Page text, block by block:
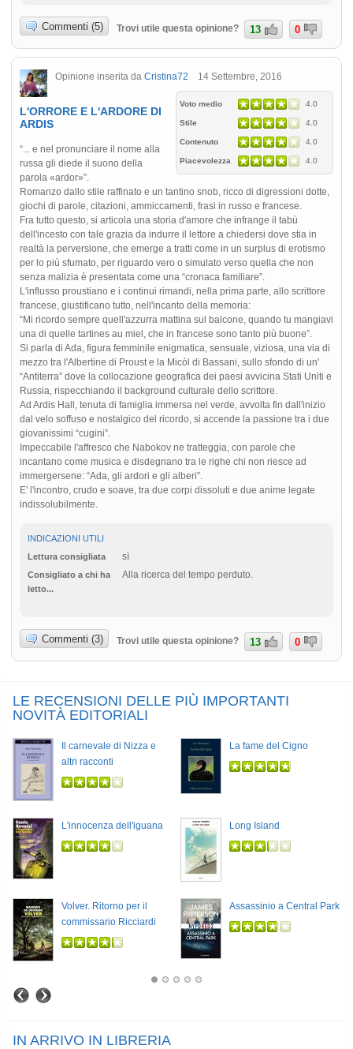
Commenti (5) Trovi utile questa opinione? 13 0
Opinione inserita da Cristina72 14 Settembre, 2016
Voto medio 4.0
Stile 4.0
Contenuto 4.0
Piacevolezza 4.0
L'ORRORE E L'ARDORE DI
ARDIS
“... e nel pronunciare il nome alla
russa gli diede il suono della
parola «ardor»”.
Romanzo dallo stile raffinato e un tantino snob, ricco di digressioni dotte,
giochi di parole, citazioni, ammiccamenti, frasi in russo e francese.
Fra tutto questo, si articola una storia d'amore che infrange il tabù
dell'incesto con tale grazia da indurre il lettore a chiedersi dove stia in
realtà la perversione, che emerge a tratti come in un surplus di erotismo
per lo più sfumato, per riguardo vero o simulato verso quella che non
senza malizia è presentata come una “cronaca familiare”.
L'influsso proustiano e i continui rimandi, nella prima parte, allo scrittore
francese, giustificano tutto, nell'incanto della memoria:
“Mi ricordo sempre quell'azzurra mattina sul balcone, quando tu mangiavi
una di quelle tartines au miel, che in francese sono tanto più buone”.
Si parla di Ada, figura femminile enigmatica, sensuale, viziosa, una via di
mezzo tra l'Albertine di Proust e la Micòl di Bassani, sullo sfondo di un'
“Antiterra” dove la collocazione geografica dei paesi avvicina Stati Uniti e
Russia, rispecchiando il background culturale dello scrittore.
Ad Ardis Hall, tenuta di famiglia immersa nel verde, avvolta fin dall'inizio
dal velo soffuso e nostalgico del ricordo, si accende la passione tra i due
giovanissimi “cugini”.
Impeccabile l'affresco che Nabokov ne tratteggia, con parole che
incantano come musica e disdegnano tra le righe chi non riesce ad
immergersene: “Ada, gli ardori e gli alberi”.
E' l'incontro, crudo e soave, tra due corpi dissoluti e due anime legate
indissolubilmente.
INDICAZIONI UTILI
Lettura consigliata
sì
Consigliato a chi ha
letto...
Alla ricerca del tempo perduto.
Commenti (3) Trovi utile questa opinione? 13 0
LE RECENSIONI DELLE PIÙ IMPORTANTI
NOVITÀ EDITORIALI
Il carnevale di Nizza e
altri racconti
La fame del Cigno
L'innocenza dell'iguana Long Island
Volver. Ritorno per il
commissario Ricciardi
Assassinio a Central Park
IN ARRIVO IN LIBRERIA